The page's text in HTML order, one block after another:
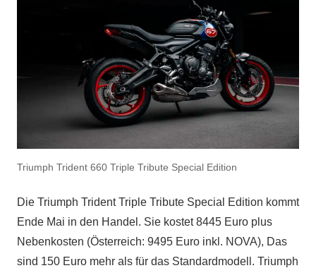
Triumph Trident 660 Triple Tribute Special Edition
Die Triumph Trident Triple Tribute Special Edition kommt
Ende Mai in den Handel. Sie kostet 8445 Euro plus
Nebenkosten (Österreich: 9495 Euro inkl. NOVA), Das
sind 150 Euro mehr als für das Standardmodell. Triumph